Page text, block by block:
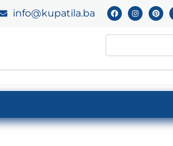
info@kupatila.ba